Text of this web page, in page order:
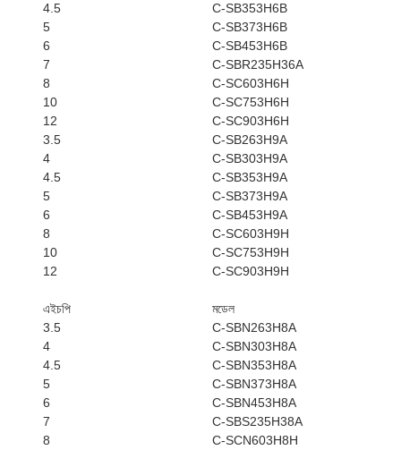
4.5
C-SB353H6B
5
C-SB373H6B
6
C-SB453H6B
7
C-SBR235H36A
8
C-SC603H6H
10
C-SC753H6H
12
C-SC903H6H
3.5
C-SB263H9A
4
C-SB303H9A
4.5
C-SB353H9A
5
C-SB373H9A
6
C-SB453H9A
8
C-SC603H9H
10
C-SC753H9H
12
C-SC903H9H
এইচপি মডেল
3.5
C-SBN263H8A
4
C-SBN303H8A
4.5
C-SBN353H8A
5
C-SBN373H8A
6
C-SBN453H8A
7
C-SBS235H38A
8
C-SCN603H8H